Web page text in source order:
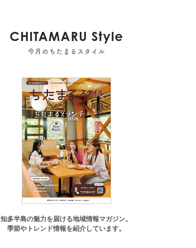
CHITAMARU Style
今月のちたまるスタイル
知多半島の魅力を届ける地域情報マガジン。
季節やトレンド情報を紹介しています。